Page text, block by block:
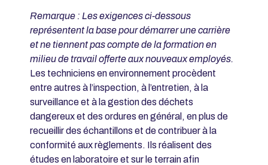
Remarque : Les exigences ci-dessous
représentent la base pour démarrer une carrière
et ne tiennent pas compte de la formation en
milieu de travail offerte aux nouveaux employés.
Les techniciens en environnement procèdent
entre autres à l’inspection, à l’entretien, à la
surveillance et à la gestion des déchets
dangereux et des ordures en général, en plus de
recueillir des échantillons et de contribuer à la
conformité aux règlements. Ils réalisent des
études en laboratoire et sur le terrain afin